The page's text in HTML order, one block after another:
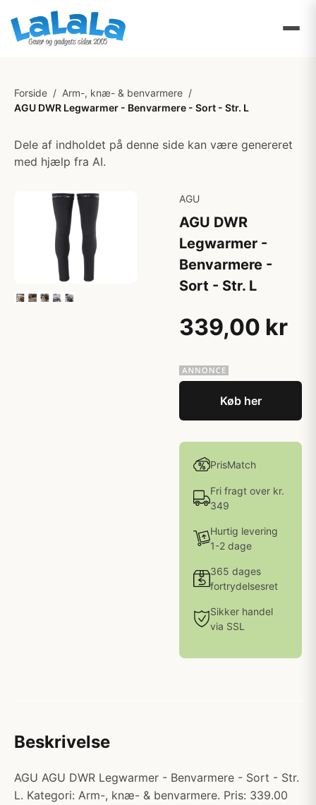
Forside / Arm-, knæ- & benvarmere /
AGU DWR Legwarmer - Benvarmere - Sort - Str. L
Dele af indholdet på denne side kan være genereret
med hjælp fra AI.
AGU
AGU DWR
Legwarmer -
Benvarmere -
Sort - Str. L
339,00 kr
Køb her
PrisMatch
Fri fragt over kr.
349
Hurtig levering
1-2 dage
365 dages
fortrydelsesret
Sikker handel
via SSL
Beskrivelse
AGU AGU DWR Legwarmer - Benvarmere - Sort - Str.
L. Kategori: Arm-, knæ- & benvarmere. Pris: 339.00